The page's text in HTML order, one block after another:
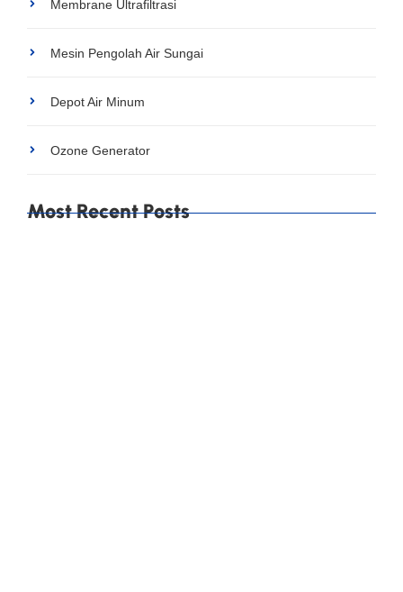
Membrane Ultrafiltrasi
Mesin Pengolah Air Sungai
Depot Air Minum
Ozone Generator
Most Recent Posts